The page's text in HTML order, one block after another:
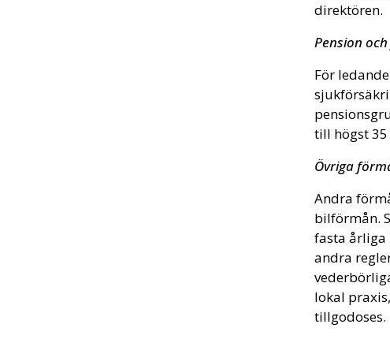
direktören.
Pension
För
till högst
Övriga
Andra
bilförmån.
fasta årliga
andra
lokal
tillgodoses.